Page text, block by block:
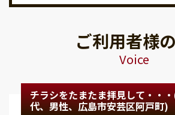
ご利用者様
Voice
チラシをたまたま拝見して・・
代、男性、広島市安芸区阿戸町)